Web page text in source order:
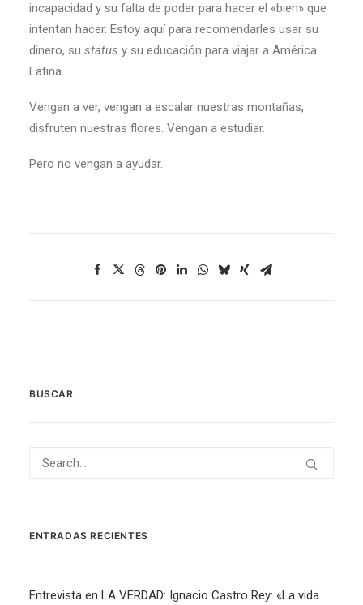
incapacidad y su falta de poder para hacer el «bien» que
intentan hacer. Estoy aquí para recomendarles usar su
dinero, su status y su educación para viajar a América
Latina.
Vengan a ver, vengan a escalar nuestras montañas,
disfruten nuestras flores. Vengan a estudiar.
Pero no vengan a ayudar.
BUSCAR
ENTRADAS RECIENTES
Entrevista en LA VERDAD: Ignacio Castro Rey: «La vida